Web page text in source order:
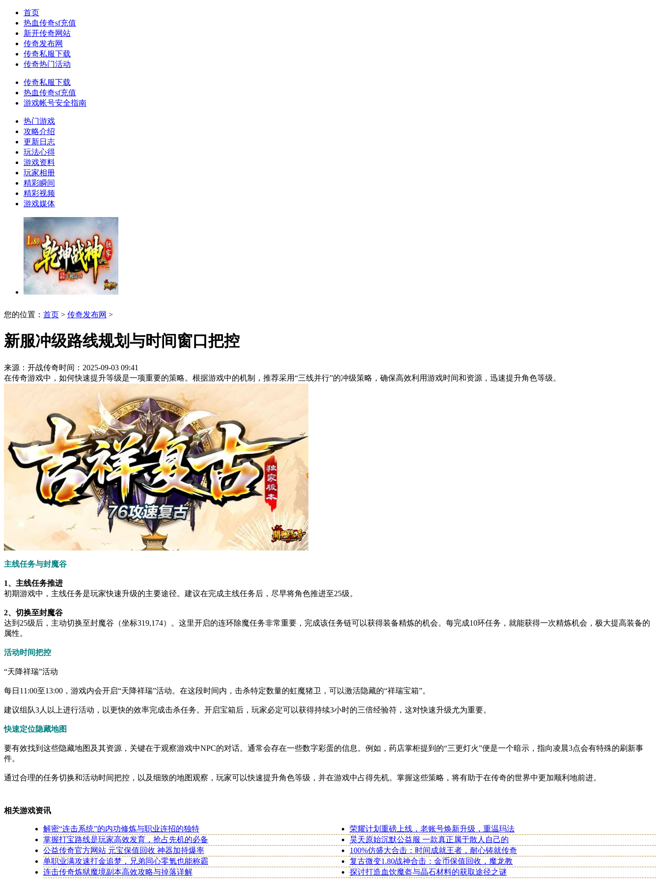
首页
热血传奇sf充值
新开传奇网站
传奇发布网
传奇私服下载
传奇热门活动
传奇私服下载
热血传奇sf充值
游戏帐号安全指南
热门游戏
攻略介绍
更新日志
玩法心得
游戏资料
玩家相册
精彩瞬间
精彩视频
游戏媒体
您的位置： 首页 > 传奇发布网 >
新服冲级路线规划与时间窗口把控
来源：开战传奇时间：2025-09-03 09:41
在传奇游戏中，如何快速提升等级是一项重要的策略。根据游戏中的机制，推荐采用“三线并行”的冲级策略，确保高效利用游戏时间和资源，迅速提升角色等级。
主线任务与封魔谷
1、主线任务推进
初期游戏中，主线任务是玩家快速升级的主要途径。建议在完成主线任务后，尽早将角色推进至25级。
2、切换至封魔谷
达到25级后，主动切换至封魔谷（坐标319,174）。这里开启的连环除魔任务非常重要，完成该任务链可以获得装备精炼的机会。每完成10环任务，就能获得一次精炼机会，极大提高装备的
属性。
活动时间把控
“天降祥瑞”活动
每日11:00至13:00，游戏内会开启“天降祥瑞”活动。在这段时间内，击杀特定数量的虹魔猪卫，可以激活隐藏的“祥瑞宝箱”。
建议组队3人以上进行活动，以更快的效率完成击杀任务。开启宝箱后，玩家必定可以获得持续3小时的三倍经验符，这对快速升级尤为重要。
快速定位隐藏地图
要有效找到这些隐藏地图及其资源，关键在于观察游戏中NPC的对话。通常会存在一些数字彩蛋的信息。例如，药店掌柜提到的“三更灯火”便是一个暗示，指向凌晨3点会有特殊的刷新事
件。
通过合理的任务切换和活动时间把控，以及细致的地图观察，玩家可以快速提升角色等级，并在游戏中占得先机。掌握这些策略，将有助于在传奇的世界中更加顺利地前进。
相关游戏资讯
解密“连击系统”的内功修炼与职业连招的独特
荣耀计划重磅上线，老账号焕新升级，重温玛法
掌握打宝路线是玩家高效发育，抢占先机的必备
昊天原始沉默公益服 一款真正属于散人自己的
公益传奇官方网站 元宝保值回收 神器加持爆率
100%仿盛大合击：时间成就王者，耐心铸就传奇
单职业满攻速打金追梦，兄弟同心零氪也能称霸
复古微变1.80战神合击：金币保值回收，魔龙教
连击传奇炼狱魔境副本高效攻略与掉落详解
探讨打造血饮魔盔与晶石材料的获取途径之谜